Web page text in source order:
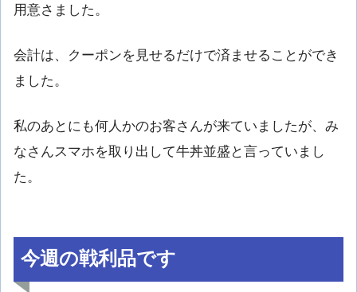
用意さました。
会計は、クーポンを見せるだけで済ませることができ
ました。
私のあとにも何人かのお客さんが来ていましたが、み
なさんスマホを取り出して牛丼並盛と言っていまし
た。
今週の戦利品です